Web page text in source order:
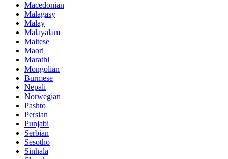
Macedonian
Malagasy
Malay
Malayalam
Maltese
Maori
Marathi
Mongolian
Burmese
Nepali
Norwegian
Pashto
Persian
Punjabi
Serbian
Sesotho
Sinhala